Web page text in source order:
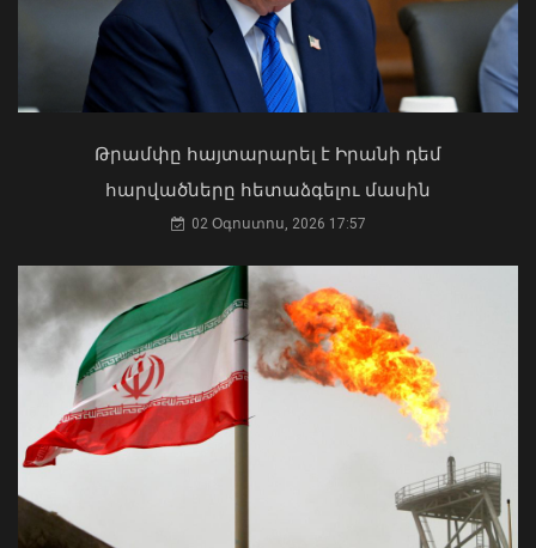
Անգլիայի բոլոր ջրային ավազաններն
աղտոտված են թnւնավոր քիմիական
նյութերով. Լևոն Ազիզյան
08 Օգոստոս, 2026 19:56
Հրդեհի ահազանգ Սայաթ-Նովա
պողոտայում. շենքից տարհանվել է 5
Ուկրաինայի Գերագույն Ռադայի
նախագահը շնորհավորել է ՀՀ ԱԺ
նախագահին
04 Օգոստոս, 2026 17:41
Ի՞նչ ուղերձ էր ոտքի չկանգնելը.
Աղաջանյանը` ընդդիմությանը
Թրամփը հայտարարել է Իրանի դեմ
հարվածները հետաձգելու մասին
02 Օգոստոս, 2026 17:57